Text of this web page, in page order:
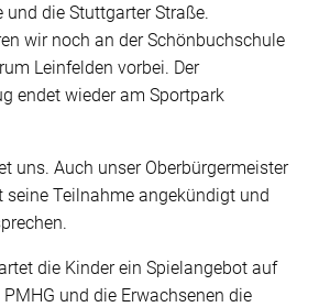
die Stuttgarter Straße.
wir noch an der Schönbuchschule
Leinfelden vorbei. Der
endet wieder am Sportpark
uns. Auch unser Oberbürgermeister
seine Teilnahme angekündigt und
die Kinder ein Spielangebot auf
und die Erwachsenen die